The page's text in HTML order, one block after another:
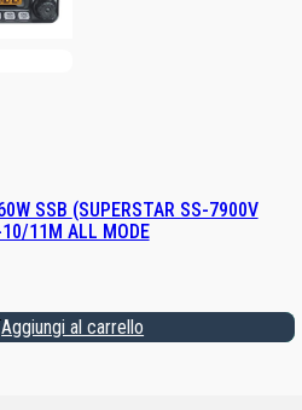
SS-7900V
11M ALL MODE
Aggiungi al carrello